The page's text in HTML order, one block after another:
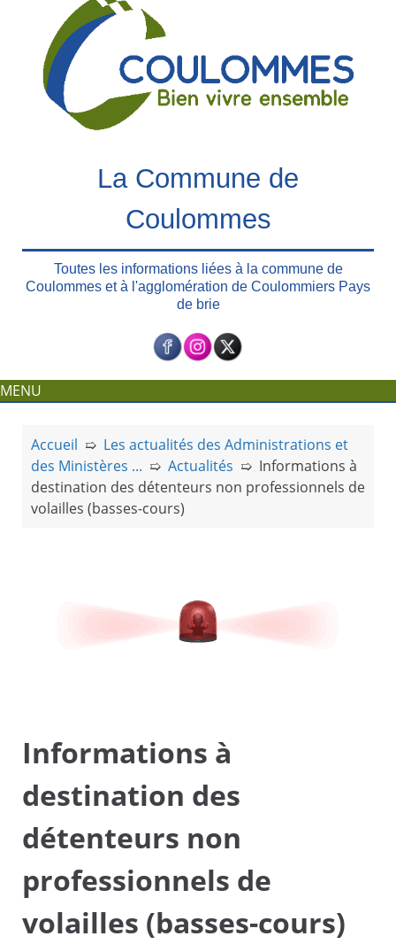
p
a
La Commune de
Coulommes
Toutes les informations liées à la commune de
Coulommes et à l'agglomération de Coulommiers Pays
de brie
MENU
Accueil ➯ Les actualités des Administrations et
des Ministères ... ➯ Actualités ➯ Informations à
destination des détenteurs non professionnels de
volailles (basses-cours)
Informations à
destination des
détenteurs non
professionnels de
volailles (basses-cours)